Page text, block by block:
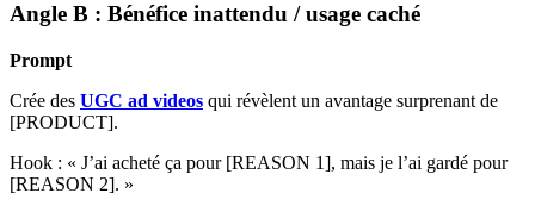
Angle B : Bénéfice inattendu / usage caché
Prompt
Crée des UGC ad videos qui révèlent un avantage surprenant de
[PRODUCT].
Hook : « J’ai acheté ça pour [REASON 1], mais je l’ai gardé pour
[REASON 2]. »